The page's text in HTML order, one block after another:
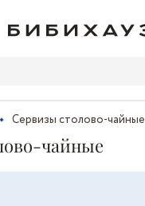
Сервизы столово-чайные
чайные